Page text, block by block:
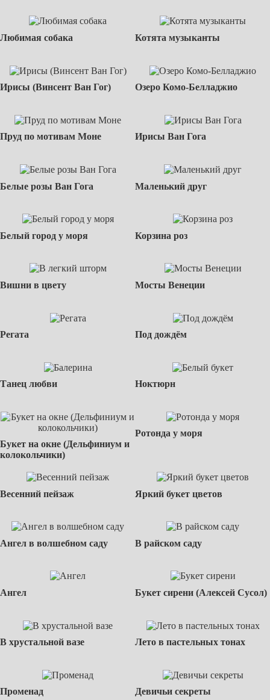
Любимая собака Котята музыканты
Ирисы (Винсент Ван Гог) Озеро Комо-Белладжио
Пруд по мотивам Моне Ирисы Ван Гога
Белые розы Ван Гога Маленький друг
Белый город у моря Корзина роз
Вишни в цвету Мосты Венеции
Регата Под дождём
Танец любви Ноктюрн
Букет на окне (Дельфиниум и
колокольчики)
Ротонда у моря
Весенний пейзаж Яркий букет цветов
Ангел в волшебном саду В райском саду
Ангел Букет сирени (Алексей Сусол)
В хрустальной вазе Лето в пастельных тонах
Променад Девичьи секреты